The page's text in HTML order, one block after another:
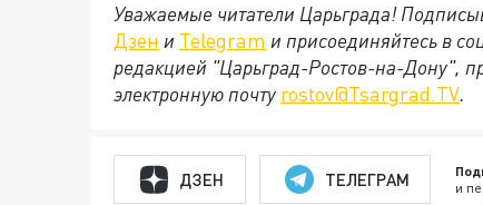
Уважаемые читатели Царьграда!
Дзен и Telegram и присоединяйтесь в
редакцией "Царьград-Ростов-на-Дону",
электронную почту rostov@Tsargrad.ТV.
ДЗЕН ТЕЛЕГРАМ и